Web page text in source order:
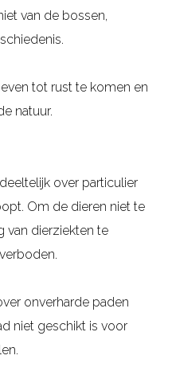
van de bossen,
tot rust te komen en
natuur.
over particulier
Om de dieren niet te
van dierziekten te
onverharde paden
niet geschikt is voor